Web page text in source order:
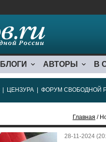
БЛОГИ АВТОРЫ В
ЦЕНЗУРА ФОРУМ СВОБОДНОЙ
Главная /
28-11-2024